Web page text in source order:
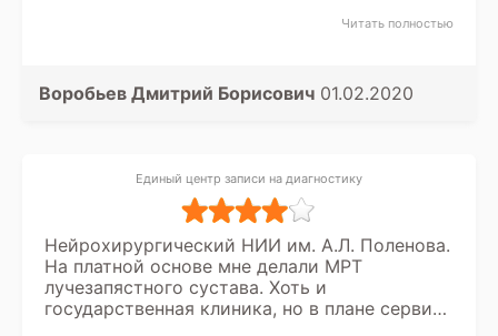
рекомендовать ваш центр близким иЧитать полностью
Воробьев Дмитрий Борисович 01.02.2020
Единый центр записи на диагностику
Нейрохирургический НИИ им. А.Л. Поленова.
На платной основе мне делали МРТ
лучезапястного сустава. Хоть и
государственная клиника, но в плане сервиса